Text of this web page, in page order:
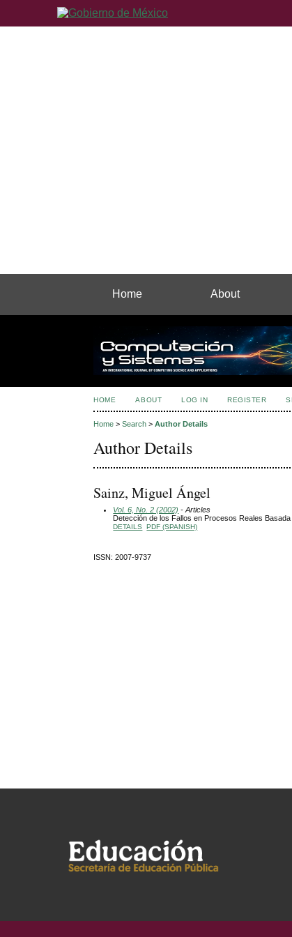
Home About
HOME ABOUT LOG IN REGISTER
Home >Search >Author Details
Author Details
Sainz, Miguel Ángel
Vol. 6, No. 2 (2002) - Articles
Detección de los Fallos en Procesos Reales
DETAILS PDF (SPANISH)
ISSN: 2007-9737